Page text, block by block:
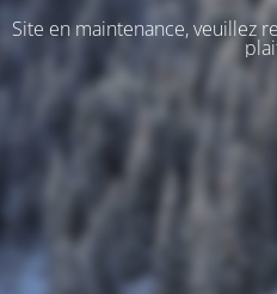
Site en maintenance, veuillez